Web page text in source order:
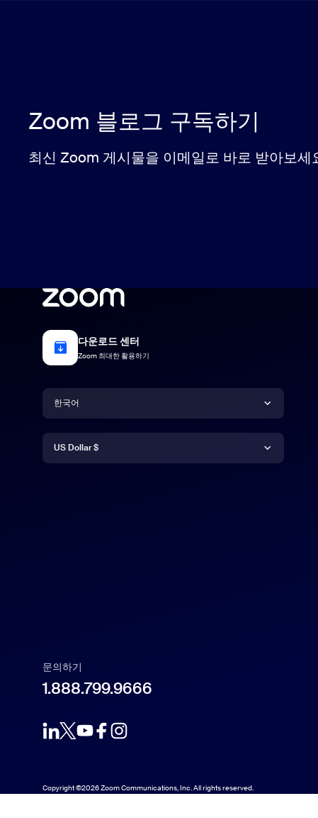
Zoom 블로그 구독하기
최신 Zoom 게시물을 이메일로 바로 받아보세
다운로드 센터
Zoom 최대한 활용하기
언어
한국어
Deutsch
日本語
한국어
통화
US Dollar $
문의하기
1.888.799.9666
Copyright ©2026 Zoom Communications, Inc. All rights reserved.